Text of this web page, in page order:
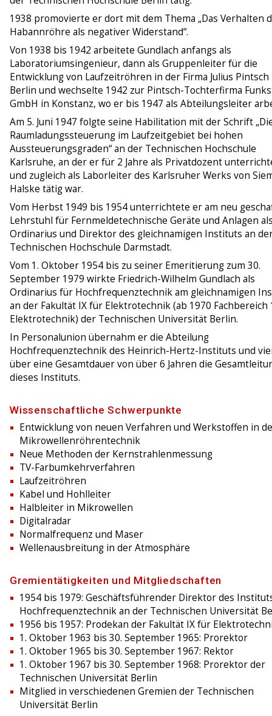
1938 promovierte er dort mit dem Thema „Das Verhalten
Habannröhre als negativer Widerstand“.
Von 1938 bis 1942 arbeitete Gundlach anfangs als
Laboratoriumsingenieur, dann als Gruppenleiter für die
Entwicklung von Laufzeitröhren in der Firma Julius Pintsch
Berlin und wechselte 1942 zur Pintsch-Tochterfirma
GmbH in Konstanz, wo er bis 1947 als Abteilungsleiter
Am 5. Juni 1947 folgte seine Habilitation mit der Schrift
Raumladungssteuerung im Laufzeitgebiet bei hohen
Aussteuerungsgraden“ an der Technischen Hochschule
Karlsruhe, an der er für 2 Jahre als Privatdozent
und zugleich als Laborleiter des Karlsruher Werks von
Halske tätig war.
Vom Herbst 1949 bis 1954 unterrichtete er am neu
Lehrstuhl für Fernmeldetechnische Geräte und Anlagen
Ordinarius und Direktor des gleichnamigen Instituts an
Technischen Hochschule Darmstadt.
Vom 1. Oktober 1954 bis zu seiner Emeritierung zum 30.
September 1979 wirkte Friedrich-Wilhelm Gundlach als
Ordinarius für Hochfrequenztechnik am gleichnamigen
an der Fakultät IX für Elektrotechnik (ab 1970 Fachbereich
Elektrotechnik) der Technischen Universität Berlin.
In Personalunion übernahm er die Abteilung
Hochfrequenztechnik des Heinrich-Hertz-Instituts und
über eine Gesamtdauer von über 6 Jahren die
dieses Instituts.
Wissenschaftliche Schwerpunkte
Entwicklung von neuen Verfahren und Werkstoffen in
Mikrowellenröhrentechnik
Neue Methoden der Kernstrahlenmessung
TV-Farbumkehrverfahren
Laufzeitröhren
Kabel und Hohlleiter
Halbleiter in Mikrowellen
Digitalradar
Normalfrequenz und Maser
Wellenausbreitung in der Atmosphäre
Gremientätigkeiten und Mitgliedschaften
1954 bis 1979: Geschäftsführender Direktor des
Hochfrequenztechnik an der Technischen Universität
1956 bis 1957: Prodekan der Fakultät IX für
1. Oktober 1963 bis 30. September 1965: Prorektor
1. Oktober 1965 bis 30. September 1967: Rektor
1. Oktober 1967 bis 30. September 1968: Prorektor der
Technischen Universität Berlin
Mitglied in verschiedenen Gremien der Technischen
Universität Berlin